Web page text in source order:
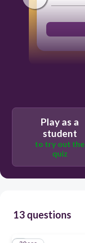
Play as a
student
to try out the
quiz
13 questions